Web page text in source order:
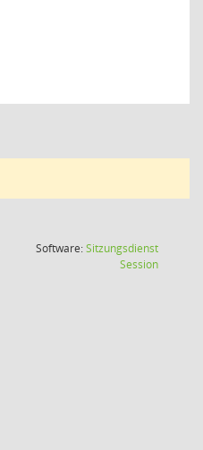
Software:Sitzungsdienst
Session(Wird in